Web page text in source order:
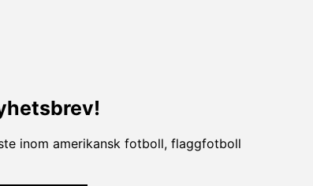
inom amerikansk fotboll, flaggfotboll